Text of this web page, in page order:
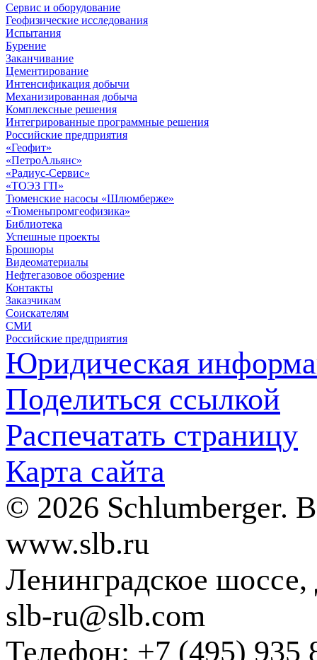
Сервис и оборудование
Геофизические исследования
Испытания
Бурение
Заканчивание
Цементирование
Интенсификация добычи
Механизированная добыча
Комплексные решения
Интегрированные программные решения
Российские предприятия
«Геофит»
«ПетроАльянс»
«Радиус-Сервис»
«ТОЭЗ ГП»
Тюменские насосы «Шлюмберже»
«Тюменьпромгеофизика»
Библиотека
Успешные проекты
Брошюры
Видеоматериалы
Нефтегазовое обозрение
Контакты
Заказчикам
Соискателям
СМИ
Российские предприятия
Юридическая
Поделиться ссылкой
Распечатать страницу
Карта сайта
© 2026 Schlumberger.
www.slb.ru
Ленинградское
slb-ru@slb.com
Телефон: +7 (495) 935